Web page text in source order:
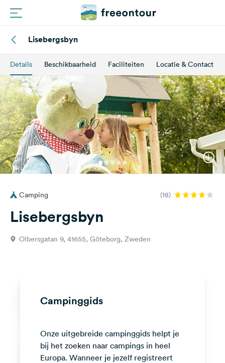
Campings
Magazine
Partners
Registreren
Inloggen
Vragen &
media
Facebook
Lisebergsbyn
Details Beschikbaarheid Faciliteiten Locatie & Contact
Camping (18)
Lisebergsbyn
Olbersgatan 9, 41655, Göteborg, Zweden
Campinggids
Onze uitgebreide campinggids helpt je
bij het zoeken naar campings in heel
Europa. Wanneer je jezelf registreert